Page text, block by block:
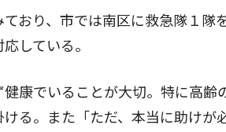
おり、市では南区に救急隊１隊
している。
康でいることが大切。特に高齢
る。また「ただ、本当に助けが